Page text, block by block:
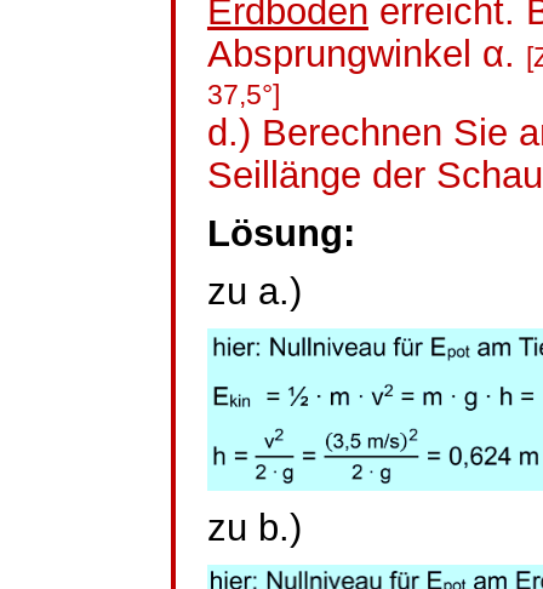
Erdboden erreicht.
Absprungwinkel α.
37,5°]
d.) Berechnen Sie
Seillänge der
Lösung:
zu a.)
zu b.)